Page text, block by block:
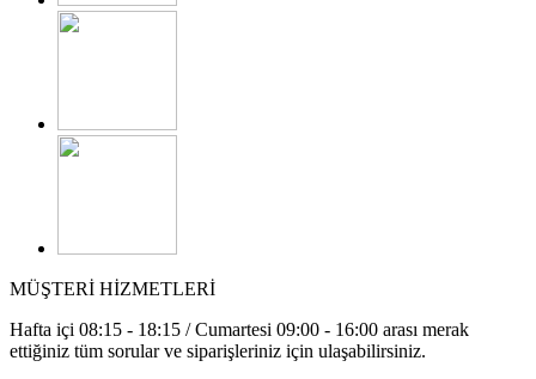
MÜŞTERİ HİZMETLERİ
Hafta içi 08:15 - 18:15 / Cumartesi 09:00 - 16:00 arası merak
ettiğiniz tüm sorular ve siparişleriniz için ulaşabilirsiniz.